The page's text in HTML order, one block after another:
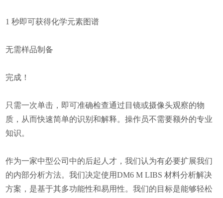
1 秒即可获得化学元素图谱
无需样品制备
完成！
只需一次单击，即可准确检查通过目镜或摄像头观察的物
质，从而快速简单的识别和解释。操作员不需要额外的专业
知识。
作为一家中型公司中的后起人才，我们认为有必要扩展我们
的内部分析方法。我们决定使用DM6 M LIBS 材料分析解决
方案，是基于其多功能性和易用性。我们的目标是能够轻松